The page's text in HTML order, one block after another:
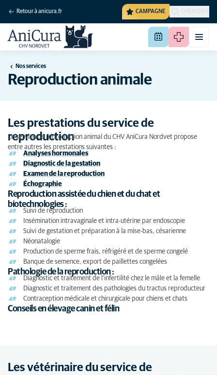
Retour à anicura.fr CAMPAGNE CHERCHER
Nos services
Reproduction animale
Les prestations du service de
reproduction
Le service de reproduction animal du CHV AniCura Nordvet propose
entre autres les prestations suivantes :
Analyses hormonales
Diagnostic de la gestation
Examen de la reproduction
Échographie
Reproduction assistée du chien et du chat et
biotechnologies :
Suivi de reproduction
Insémination intravaginale et intra-utérine par endoscopie
Suivi de gestation et préparation à la mise-bas, césarienne
Néonatalogie
Production de sperme frais, réfrigéré et de sperme congelé
Banque de semence, export de paillettes congelées
Pathologie de la reproduction :
Diagnostic et traitement de l'infertilité chez le mâle et la femelle
Diagnostic et traitement des pathologies du tractus reproducteur
Contraception médicale et chirurgicale pour chiens et chats
Conseils en élevage canin et félin
Les vétérinaire du service de